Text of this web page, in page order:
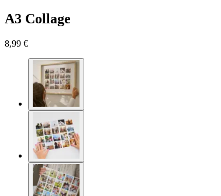
A3 Collage
8,99 €